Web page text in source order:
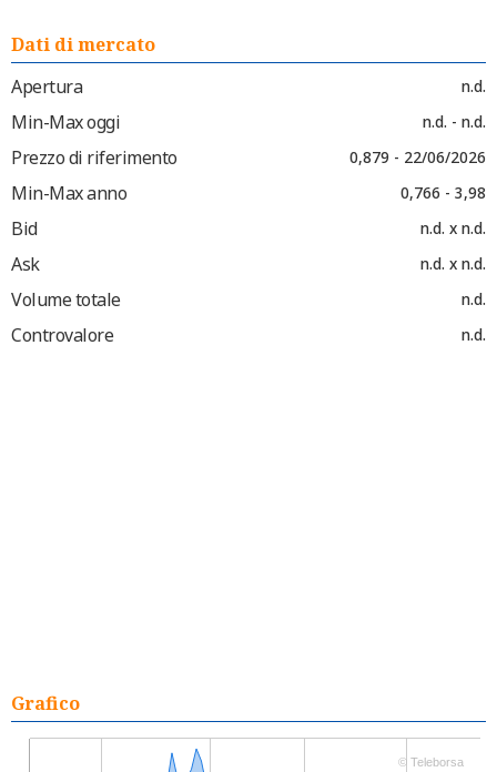
Dati di mercato
Apertura
n.d.
Min-Max oggi n.d. - n.d.
Prezzo di riferimento 0,879 - 22/06/2026
Min-Max anno 0,766 - 3,98
Bid n.d. x n.d.
Ask n.d. x n.d.
Volume totale n.d.
Controvalore n.d.
Grafico
© Teleborsa